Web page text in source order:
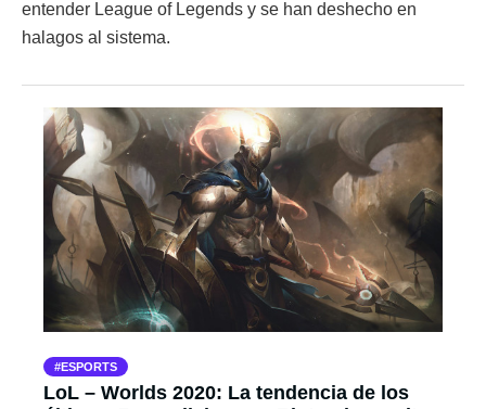
entender League of Legends y se han deshecho en
halagos al sistema.
ESPORTS
LoL – Worlds 2020: La tendencia de los